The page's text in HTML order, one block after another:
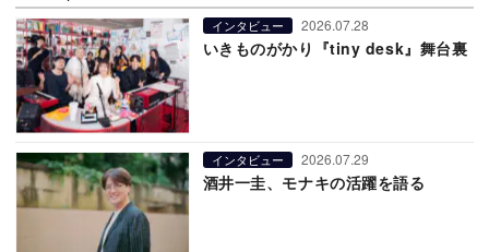
インタビュー 2026.07.28
いきものがかり『tiny desk』舞台裏
インタビュー 2026.07.29
酒井一圭、モナキの活躍を語る